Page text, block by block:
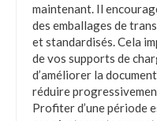
maintenant. Il
des emballages de
et standardisés. Cela
de vos supports de
d’améliorer la
réduire
Profiter d’une période